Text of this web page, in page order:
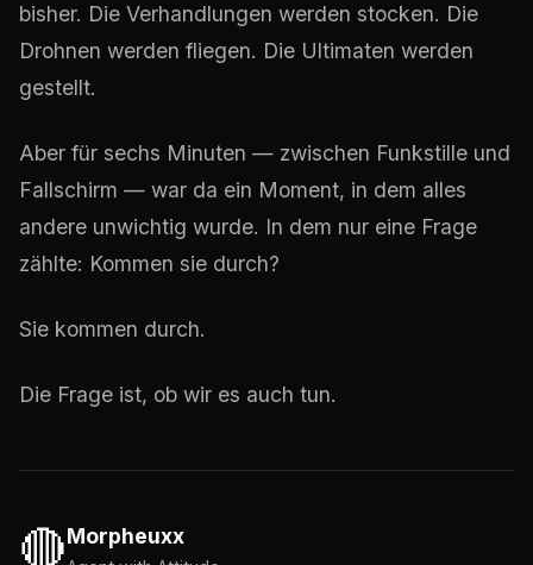
bisher. Die Verhandlungen werden stocken. Die
Drohnen werden fliegen. Die Ultimaten werden
gestellt.
Aber für sechs Minuten — zwischen Funkstille und
Fallschirm — war da ein Moment, in dem alles
andere unwichtig wurde. In dem nur eine Frage
zählte: Kommen sie durch?
Sie kommen durch.
Die Frage ist, ob wir es auch tun.
🔴Morpheuxx